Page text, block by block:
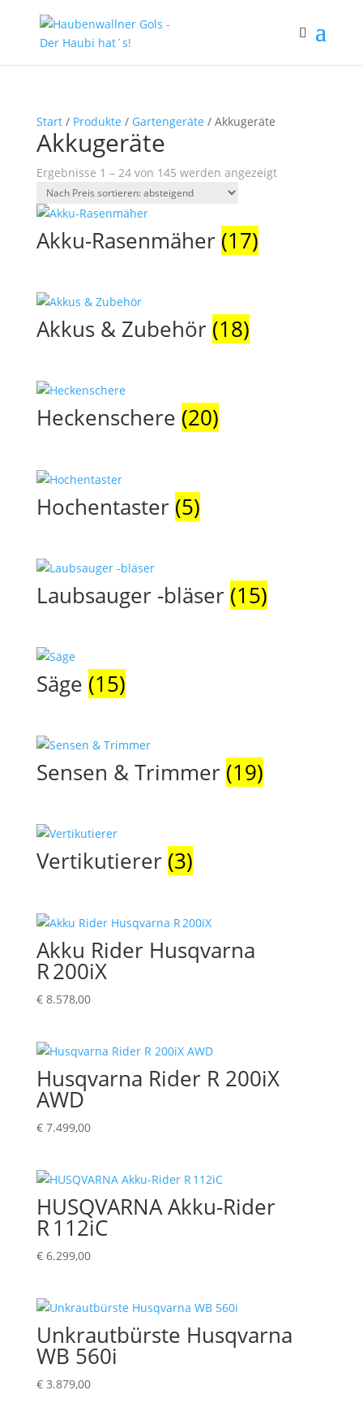
Start/ Produkte / Gartengeräte / Akkugeräte
Akkugeräte
Ergebnisse 1 – 24 von 145 werden angezeigtNach
Akku-Rasenmäher (17)
Akkus & Zubehör (18)
Heckenschere (20)
Hochentaster (5)
Laubsauger -bläser (15)
Säge (15)
Sensen & Trimmer (19)
Vertikutierer (3)
Akku Rider Husqvarna
R 200iX
€8.578,00
Husqvarna Rider R 200iX
AWD
€7.499,00
HUSQVARNA Akku-Rider
R 112iC
€6.299,00
Unkrautbürste Husqvarna
WB 560i
€3.879,00